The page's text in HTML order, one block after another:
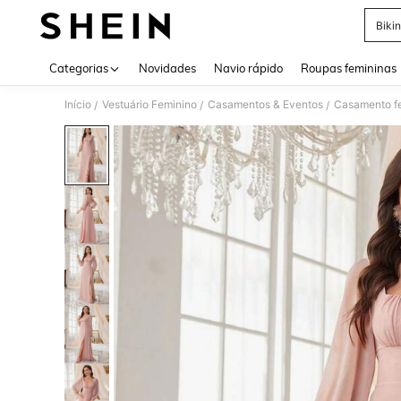
Categorias Novidades Navio rápido Roupas femininas
Início / Vestuário Feminino / Casamentos & Eventos / Casamento